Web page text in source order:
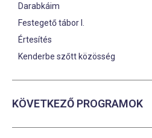
Darabkáim
Festegető tábor I.
Értesítés
Kenderbe szőtt közösség
KÖVETKEZŐ PROGRAMOK